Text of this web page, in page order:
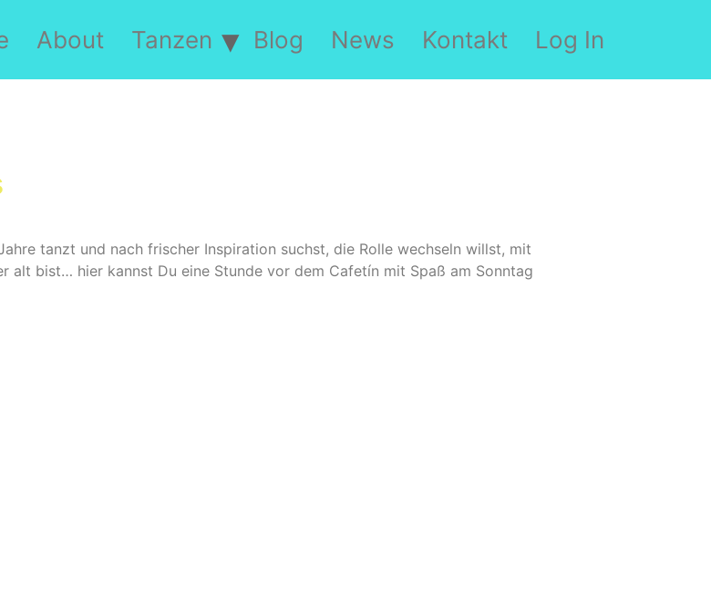
About Tanzen Blog News Kontakt Log In
tanzt und nach frischer Inspiration suchst, die Rolle wechseln willst, mit
alt bist… hier kannst Du eine Stunde vor dem Cafetín mit Spaß am Sonntag